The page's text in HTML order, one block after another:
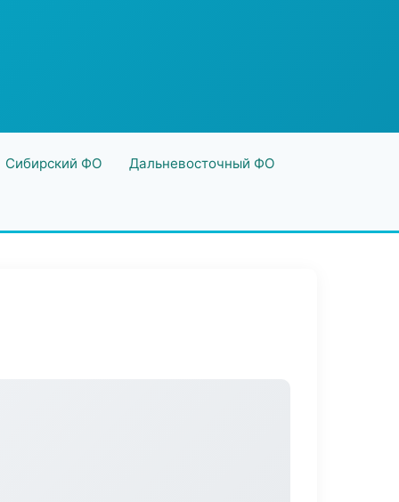
Сибирский ФО Дальневосточный ФО